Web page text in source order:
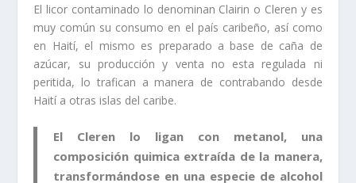
El licor contaminado lo denominan Clairin o Cleren y es
muy común su consumo en el país caribeño, así como
en Haití, el mismo es preparado a base de caña de
azúcar, su producción y venta no esta regulada ni
peritida, lo trafican a manera de contrabando desde
Haití a otras islas del caribe.
El Cleren lo ligan con metanol, una
composición quimica extraída de la manera,
transformándose en una especie de alcohol